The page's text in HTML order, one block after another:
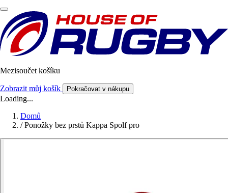
Mezisoučet košíku
Zobrazit můj košík Pokračovat v nákupu
Loading...
Domů
/ Ponožky bez prstů Kappa Spolf pro